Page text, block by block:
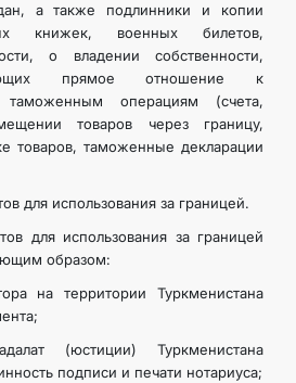
а также подлинники и копии
книжек, военных билетов,
о владении собственности,
прямое отношение к
операциям (счета,
товаров через границу,
товаров, таможенные декларации
для использования за границей.
для использования за границей
образом:
на территории Туркменистана
(юстиции) Туркменистана
подписи и печати нотариуса;